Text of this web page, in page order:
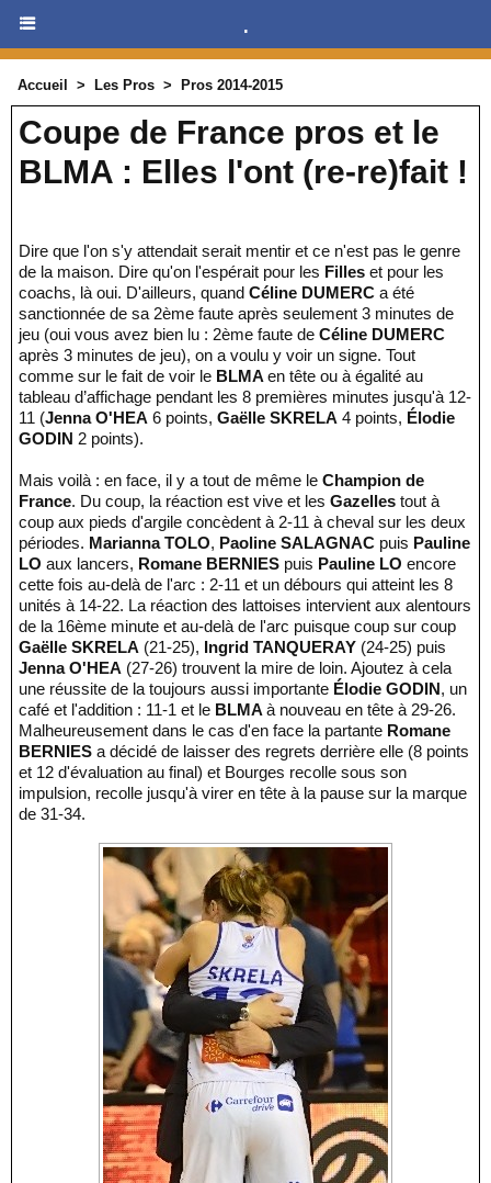
.
Accueil > Les Pros > Pros 2014-2015
Coupe de France pros et le
BLMA : Elles l'ont (re-re)fait !
Dire que l'on s'y attendait serait mentir et ce n'est pas le genre
de la maison. Dire qu'on l'espérait pour les Filles et pour les
coachs, là oui. D'ailleurs, quand Céline DUMERC a été
sanctionnée de sa 2ème faute après seulement 3 minutes de
jeu (oui vous avez bien lu : 2ème faute de Céline DUMERC
après 3 minutes de jeu), on a voulu y voir un signe. Tout
comme sur le fait de voir le BLMA en tête ou à égalité au
tableau d’affichage pendant les 8 premières minutes jusqu'à 12-
11 (Jenna O'HEA 6 points, Gaëlle SKRELA 4 points, Élodie
GODIN 2 points).
Mais voilà : en face, il y a tout de même le Champion de
France. Du coup, la réaction est vive et les Gazelles tout à
coup aux pieds d'argile concèdent à 2-11 à cheval sur les deux
périodes. Marianna TOLO, Paoline SALAGNAC puis Pauline
LO aux lancers, Romane BERNIES puis Pauline LO encore
cette fois au-delà de l'arc : 2-11 et un débours qui atteint les 8
unités à 14-22. La réaction des lattoises intervient aux alentours
de la 16ème minute et au-delà de l'arc puisque coup sur coup
Gaëlle SKRELA (21-25), Ingrid TANQUERAY (24-25) puis
Jenna O'HEA (27-26) trouvent la mire de loin. Ajoutez à cela
une réussite de la toujours aussi importante Élodie GODIN, un
café et l'addition : 11-1 et le BLMA à nouveau en tête à 29-26.
Malheureusement dans le cas d'en face la partante Romane
BERNIES a décidé de laisser des regrets derrière elle (8 points
et 12 d'évaluation au final) et Bourges recolle sous son
impulsion, recolle jusqu'à virer en tête à la pause sur la marque
de 31-34.